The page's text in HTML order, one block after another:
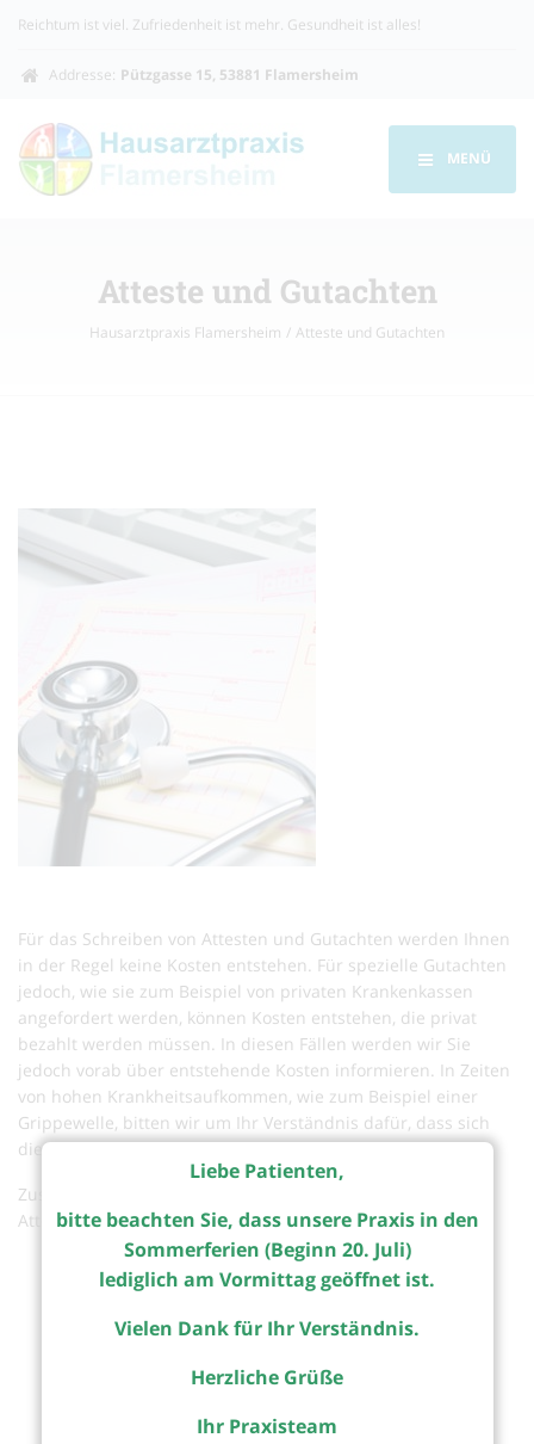
Reichtum ist viel. Zufriedenheit ist mehr. Gesundheit ist alles!
Addresse: Pützgasse 15, 53881 Flamersheim
MENÜ
Atteste und Gutachten
Hausarztpraxis Flamersheim Atteste und Gutachten
Für das Schreiben von Attesten und Gutachten werden Ihnen
in der Regel keine Kosten entstehen. Für spezielle Gutachten
jedoch, wie sie zum Beispiel von privaten Krankenkassen
angefordert werden, können Kosten entstehen, die privat
bezahlt werden müssen. In diesen Fällen werden wir Sie
jedoch vorab über entstehende Kosten informieren. In Zeiten
von hohen Krankheitsaufkommen, wie zum Beispiel einer
Grippewelle, bitten wir um Ihr Verständnis dafür, dass sich
die Bearbeitung eines Antrages verzögern kann.
Zusätzlich zur hausärztlichen Betreuung bieten wir Ihnen:
Atteste und Gutachten
Für Kindergarten
Tauchsport (Tauchtauglichkeitsuntersuchung, etc.)
Bescheinigung für Reiserücktrittsversicherung
Liebe Patienten,
bitte beachten Sie, dass unsere Praxis in den
Sommerferien (Beginn 20. Juli)
lediglich am Vormittag geöffnet ist.
Vielen Dank für Ihr Verständnis.
Herzliche Grüße
Ihr Praxisteam